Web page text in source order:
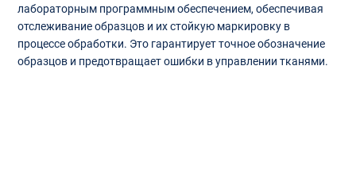
лабораторным программным обеспечением, обеспечивая
отслеживание образцов и их стойкую маркировку в
процессе обработки. Это гарантирует точное обозначение
образцов и предотвращает ошибки в управлении тканями.